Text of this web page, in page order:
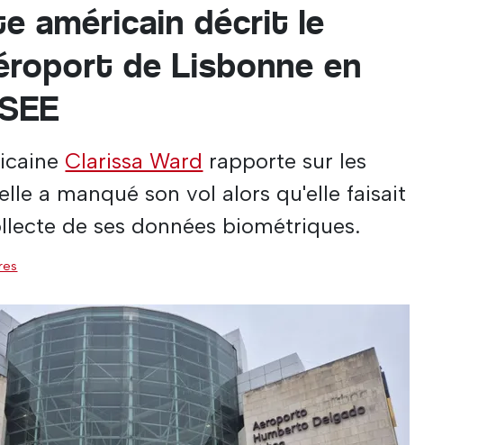
américain décrit le
de Lisbonne en
Clarissa Ward rapporte sur les
a manqué son vol alors qu'elle faisait
de ses données biométriques.